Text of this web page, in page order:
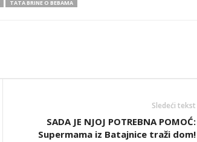
TATA BRINE O BEBAMA
Sledeći tekst
SADA JE NJOJ POTREBNA POMOĆ:
Supermama iz Batajnice traži dom!